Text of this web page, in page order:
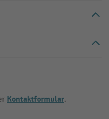
Kontaktformular.